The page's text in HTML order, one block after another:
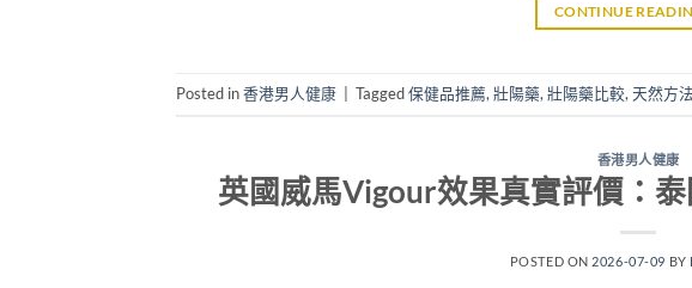
CONTINUE
Posted in香港男人健康 Tagged保健品推薦, 壯陽藥, 壯陽藥比較, 天然方法
香港男人健康
英國威馬Vigour效果真實評價：
POSTED ON 2026-07-09 BY